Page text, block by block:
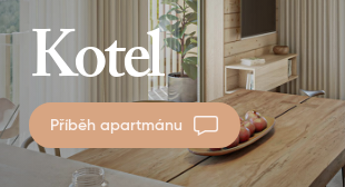
Kotel
Příběh apartmánu